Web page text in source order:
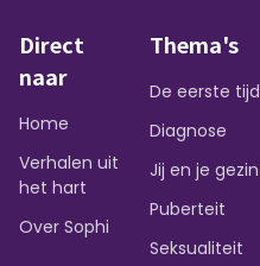
Direct
naar
Home
Verhalen uit
het hart
Over Sophi
Thema's
De eerste tijd
Diagnose
Jij en je gezin
Puberteit
Seksualiteit